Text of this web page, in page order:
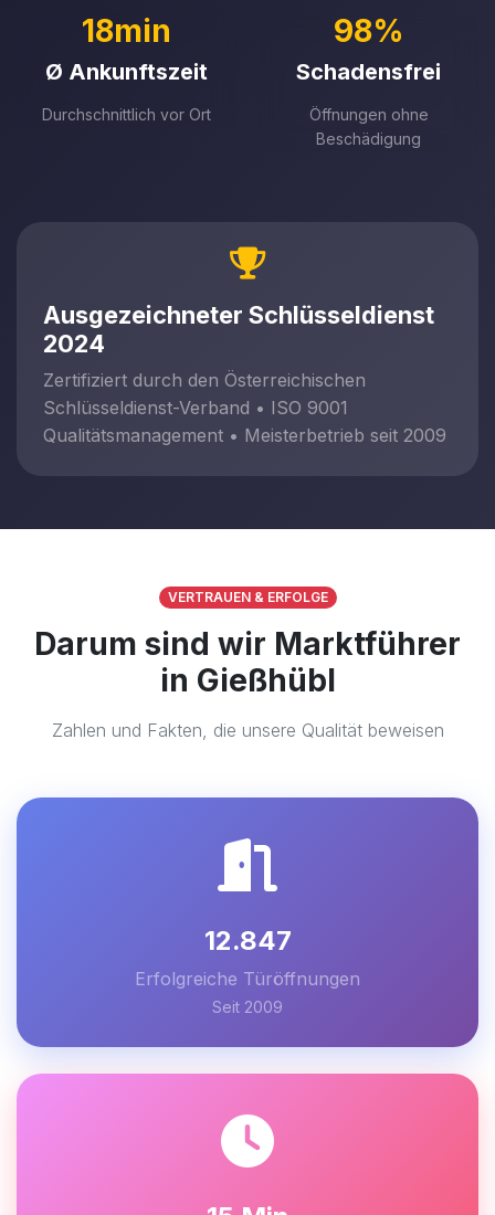
18min
Ø Ankunftszeit
Durchschnittlich vor Ort
98%
Schadensfrei
Öffnungen ohne
Beschädigung
Ausgezeichneter Schlüsseldienst
2024
Zertifiziert durch den Österreichischen
Schlüsseldienst-Verband • ISO 9001
Qualitätsmanagement • Meisterbetrieb seit 2009
VERTRAUEN & ERFOLGE
Darum sind wir Marktführer
in Gießhübl
Zahlen und Fakten, die unsere Qualität beweisen
12.847
Erfolgreiche Türöffnungen
Seit 2009